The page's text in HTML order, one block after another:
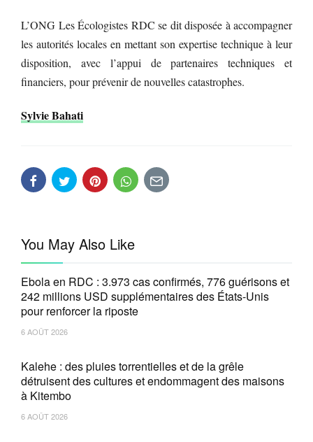
L’ONG Les Écologistes RDC se dit disposée à accompagner
les autorités locales en mettant son expertise technique à leur
disposition, avec l’appui de partenaires techniques et
financiers, pour prévenir de nouvelles catastrophes.
Sylvie Bahati
You May Also Like
Ebola en RDC : 3.973 cas confirmés, 776 guérisons et
242 millions USD supplémentaires des États-Unis
pour renforcer la riposte
6 AOÛT 2026
Kalehe : des pluies torrentielles et de la grêle
détruisent des cultures et endommagent des maisons
à Kitembo
6 AOÛT 2026